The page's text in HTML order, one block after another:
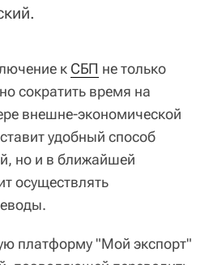
к СБП не только
сократить время на
внешне-экономической
удобный способ
но и в ближайшей
осуществлять
платформу "Мой экспорт"